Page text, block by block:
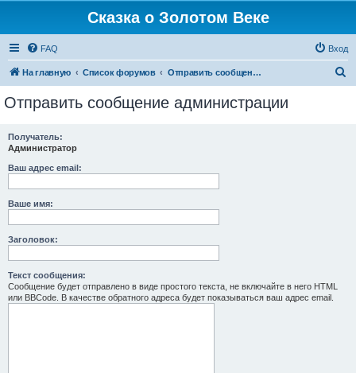
Сказка о Золотом Веке
FAQ Вход
На главную Список форумов Отправить сообщение администрации
Отправить сообщение администрации
Получатель:
Администратор
Ваш адрес email:
Ваше имя:
Заголовок:
Текст сообщения:
Сообщение будет отправлено в виде простого текста, не включайте в него HTML
или BBCode. В качестве обратного адреса будет показываться ваш адрес email.